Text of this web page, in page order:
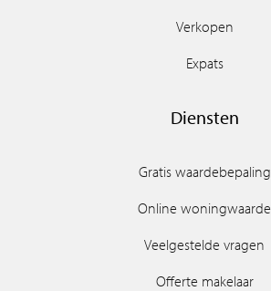
Verkopen
Expats
Diensten
Gratis waardebepaling
Online woningwaarde
Veelgestelde vragen
Offerte makelaar